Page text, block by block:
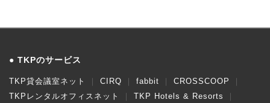
TKPのサービス
TKP貸会議室ネット CIRQ fabbit
CROSSCOOP
TKPレンタルオフィスネット
TKP Hotels & Resorts